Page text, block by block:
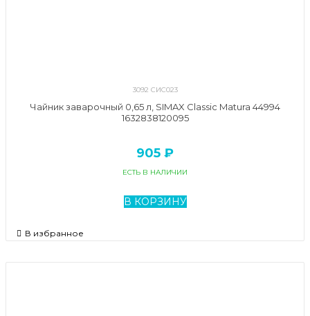
3092 СИС023
Чайник заварочный 0,65 л, SIMAX Classic Matura 44994
1632838120095
905 ₽
ЕСТЬ В НАЛИЧИИ
В КОРЗИНУ
В избранное